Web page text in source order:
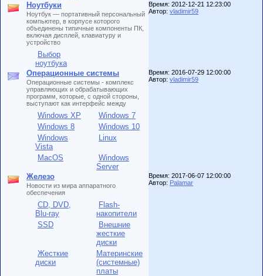
Ноутбуки
Ноутбук — портативный персональный
компьютер, в корпусе которого
объединены типичные компоненты ПК,
включая дисплей, клавиатуру и
устройство
Выбор
ноутбука
Время: 2012-12-21 12:23:00
Автор: vladimir59
Операционные системы
Операционные системы - комплекс
управляющих и обрабатывающих
программ, которые, с одной стороны,
выступают как интерфейс между
Windows XP
Windows 7
Windows 8
Windows 10
Windows
Vista
Linux
MacOS
Windows
Server
Время: 2016-07-29 12:00:00
Автор: vladimir59
Железо
Новости из мира аппаратного
обеспечения
CD, DVD,
Blu-ray
Flash-
накопители
SSD
Внешние
жесткие
диски
Жесткие
диски
Материнские
(системные)
платы
Время: 2017-06-07 12:00:00
Автор: Palamar